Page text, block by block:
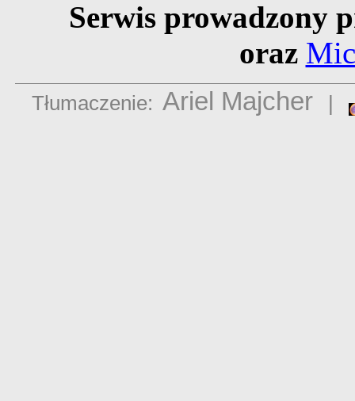
Serwis prowadzony
oraz
Tłumaczenie: Ariel Majcher |